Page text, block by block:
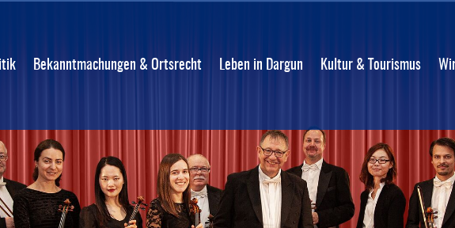
Bekanntmachungen & Ortsrecht Leben in Dargun Kultur & Tourismus